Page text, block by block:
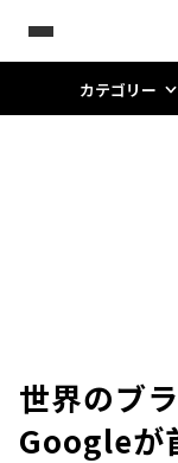
カテゴリー
世界のブ
Googleが